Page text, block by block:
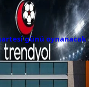
günü oynanacak